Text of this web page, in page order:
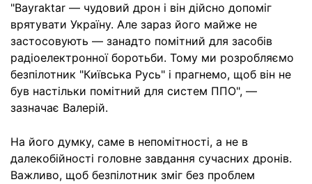
"Bayraktar — чудовий дрон і він дійсно допоміг
врятувати Україну. Але зараз його майже не
застосовують — занадто помітний для засобів
радіоелектронної боротьби. Тому ми розробляємо
безпілотник "Київська Русь" і прагнемо, щоб він не
був настільки помітний для систем ППО", —
зазначає Валерій.
На його думку, саме в непомітності, а не в
далекобійності головне завдання сучасних дронів.
Важливо, щоб безпілотник зміг без проблем